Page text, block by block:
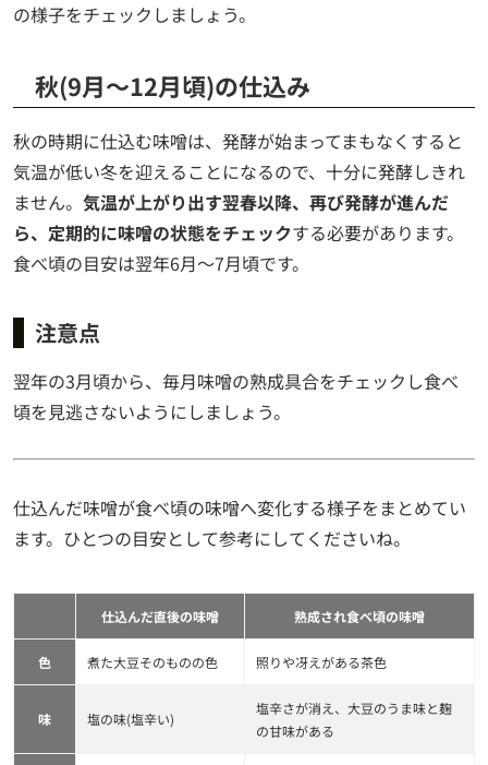
の様子をチェックしましょう。
秋(9月～12月頃)の仕込み
秋の時期に仕込む味噌は、発酵が始まってまもなくすると
気温が低い冬を迎えることになるので、十分に発酵しきれ
ません。 気温が上がり出す翌春以降、再び発酵が進んだ
ら、定期的に味噌の状態をチェックする必要があります。
食べ頃の目安は翌年6月～7月頃です。
注意点
翌年の3月頃から、毎月味噌の熟成具合をチェックし食べ
頃を見逃さないようにしましょう。
仕込んだ味噌が食べ頃の味噌へ変化する様子をまとめてい
ます。ひとつの目安として参考にしてくださいね。
仕込んだ直後の味噌 熟成され食べ頃の味噌
色 煮た大豆そのものの色 照りや冴えがある茶色
味 塩の味(塩辛い)
塩辛さが消え、大豆のうま味と麹
の甘味がある